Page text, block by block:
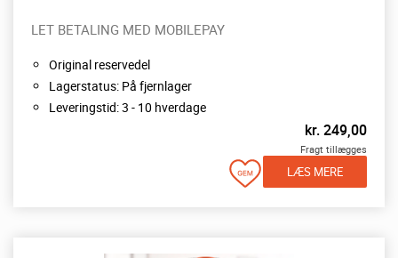
LET BETALING MED MOBILEPAY
Original reservedel
Lagerstatus: På fjernlager
Leveringstid: 3 - 10 hverdage
kr.249,00
Fragt tillægges
LÆS MERE